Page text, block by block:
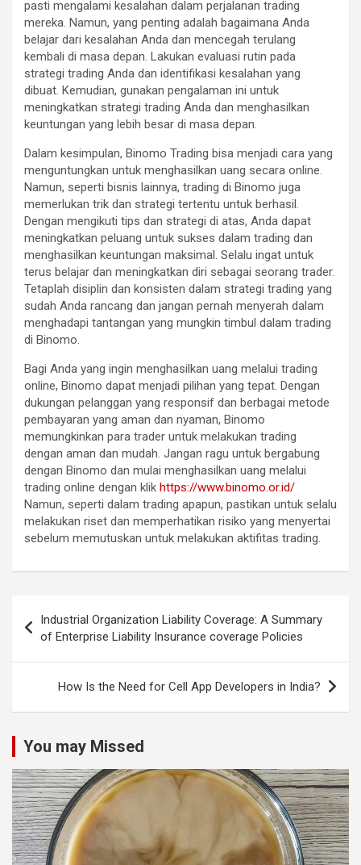
pasti mengalami kesalahan dalam perjalanan trading
mereka. Namun, yang penting adalah bagaimana Anda
belajar dari kesalahan Anda dan mencegah terulang
kembali di masa depan. Lakukan evaluasi rutin pada
strategi trading Anda dan identifikasi kesalahan yang
dibuat. Kemudian, gunakan pengalaman ini untuk
meningkatkan strategi trading Anda dan menghasilkan
keuntungan yang lebih besar di masa depan.
Dalam kesimpulan, Binomo Trading bisa menjadi cara yang
menguntungkan untuk menghasilkan uang secara online.
Namun, seperti bisnis lainnya, trading di Binomo juga
memerlukan trik dan strategi tertentu untuk berhasil.
Dengan mengikuti tips dan strategi di atas, Anda dapat
meningkatkan peluang untuk sukses dalam trading dan
menghasilkan keuntungan maksimal. Selalu ingat untuk
terus belajar dan meningkatkan diri sebagai seorang trader.
Tetaplah disiplin dan konsisten dalam strategi trading yang
sudah Anda rancang dan jangan pernah menyerah dalam
menghadapi tantangan yang mungkin timbul dalam trading
di Binomo.
Bagi Anda yang ingin menghasilkan uang melalui trading
online, Binomo dapat menjadi pilihan yang tepat. Dengan
dukungan pelanggan yang responsif dan berbagai metode
pembayaran yang aman dan nyaman, Binomo
memungkinkan para trader untuk melakukan trading
dengan aman dan mudah. Jangan ragu untuk bergabung
dengan Binomo dan mulai menghasilkan uang melalui
trading online dengan klik https://www.binomo.or.id/
Namun, seperti dalam trading apapun, pastikan untuk selalu
melakukan riset dan memperhatikan risiko yang menyertai
sebelum memutuskan untuk melakukan aktifitas trading.
navigation
Industrial Organization Liability Coverage: A Summary
of Enterprise Liability Insurance coverage Policies
How Is the Need for Cell App Developers in India?
You may Missed